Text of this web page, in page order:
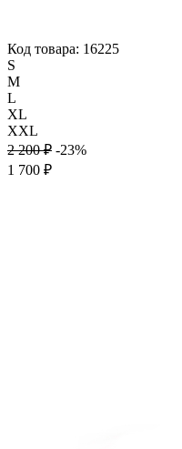
Код товара: 16225
S
M
L
XL
XXL
2 200 ₽ -23%
1 700 ₽